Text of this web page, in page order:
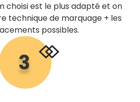
choisi est le plus adapté et on
technique de marquage + les
possibles.